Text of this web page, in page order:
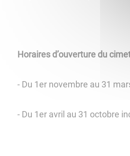
Horaires d’ouverture du
- Du 1er novembre au 31
- Du 1er avril au 31 octobre